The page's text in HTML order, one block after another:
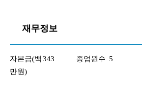
재무정보
자본금(백
만원)
343 종업원수 5